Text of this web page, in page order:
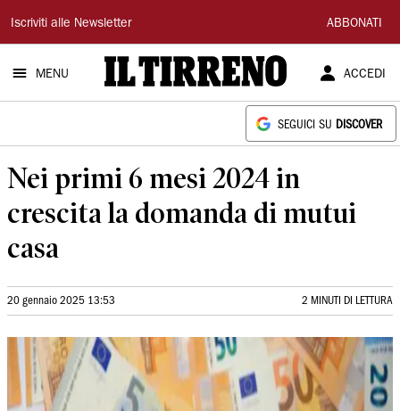
Il
Tirreno
Iscriviti alle Newsletter ABBONATI
MENU ACCEDI
SEGUICI SU DISCOVER
Nei primi 6 mesi 2024 in
crescita la domanda di mutui
casa
20 gennaio 2025 13:53 2 MINUTI DI LETTURA